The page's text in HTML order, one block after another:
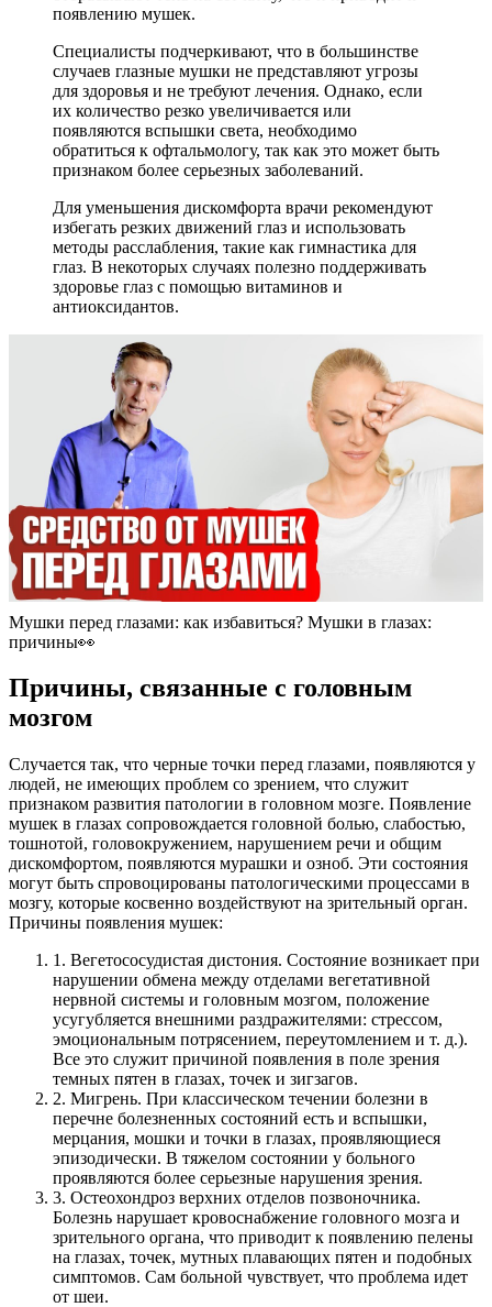
появлению мушек.
Специалисты подчеркивают, что в большинстве
случаев глазные мушки не представляют угрозы
для здоровья и не требуют лечения. Однако, если
их количество резко увеличивается или
появляются вспышки света, необходимо
обратиться к офтальмологу, так как это может быть
признаком более серьезных заболеваний.
Для уменьшения дискомфорта врачи рекомендуют
избегать резких движений глаз и использовать
методы расслабления, такие как гимнастика для
глаз. В некоторых случаях полезно поддерживать
здоровье глаз с помощью витаминов и
антиоксидантов.
Мушки перед глазами: как избавиться? Мушки в глазах:
причины👀
Причины, связанные с головным
мозгом
Случается так, что черные точки перед глазами, появляются у
людей, не имеющих проблем со зрением, что служит
признаком развития патологии в головном мозге. Появление
мушек в глазах сопровождается головной болью, слабостью,
тошнотой, головокружением, нарушением речи и общим
дискомфортом, появляются мурашки и озноб. Эти состояния
могут быть спровоцированы патологическими процессами в
мозгу, которые косвенно воздействуют на зрительный орган.
Причины появления мушек:
1. Вегетососудистая дистония. Состояние возникает при
нарушении обмена между отделами вегетативной
нервной системы и головным мозгом, положение
усугубляется внешними раздражителями: стрессом,
эмоциональным потрясением, переутомлением и т. д.).
Все это служит причиной появления в поле зрения
темных пятен в глазах, точек и зигзагов.
2. Мигрень. При классическом течении болезни в
перечне болезненных состояний есть и вспышки,
мерцания, мошки и точки в глазах, проявляющиеся
эпизодически. В тяжелом состоянии у больного
проявляются более серьезные нарушения зрения.
3. Остеохондроз верхних отделов позвоночника.
Болезнь нарушает кровоснабжение головного мозга и
зрительного органа, что приводит к появлению пелены
на глазах, точек, мутных плавающих пятен и подобных
симптомов. Сам больной чувствует, что проблема идет
от шеи.